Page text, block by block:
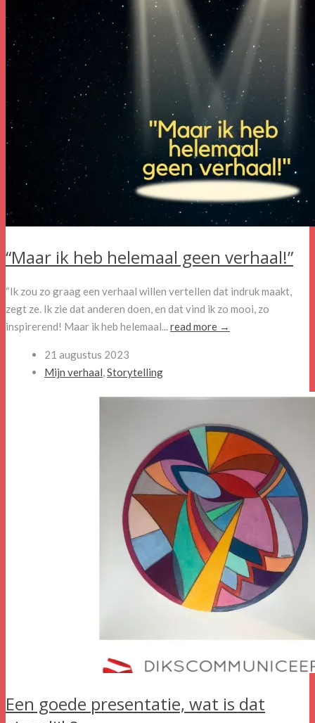
“Maar ik heb helemaal geen verhaal!”
“Ik zou zo graag een verhaal willen vertellen dat indruk maakt,
zegt ze. Ik zie dat anderen doen, en dat vind ik zo mooi, zo
inspirerend! Maar ik heb helemaal...read more →
21 augustus 2023
Mijn verhaal,Storytelling
Een goede presentatie, wat is dat